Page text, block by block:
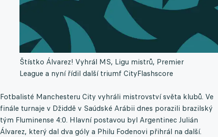
Štístko Álvarez! Vyhrál MS, Ligu mistrů, Premier
League a nyní řídil další triumf CityFlashscore
Fotbalisté Manchesteru City vyhráli mistrovství světa klubů. Ve
finále turnaje v Džiddě v Saúdské Arábii dnes porazili brazilský
tým Fluminense 4:0. Hlavní postavou byl Argentinec Julián
Álvarez, který dal dva góly a Philu Fodenovi přihrál na další.